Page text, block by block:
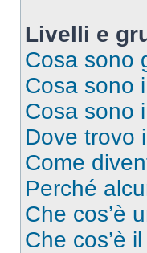
Livelli e
Cosa sono
Cosa sono
Cosa sono
Dove trovo
Come
Perché
Che cos’è
Che cos’è